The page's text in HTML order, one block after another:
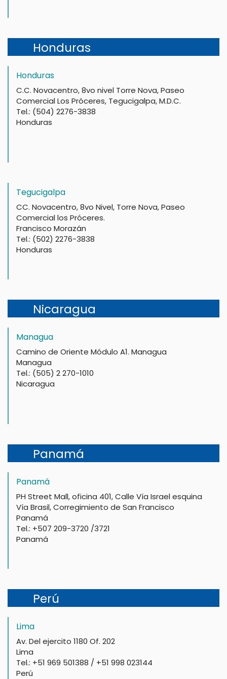
Honduras
Honduras
C.C. Novacentro, 8vo nivel Torre Nova, Paseo
Comercial Los Próceres, Tegucigalpa, M.D.C.
Tel.: (504) 2276-3838
Honduras
Tegucigalpa
CC. Novacentro, 8vo Nivel, Torre Nova, Paseo
Comercial los Próceres.
Francisco Morazán
Tel.: (502) 2276-3838
Honduras
Nicaragua
Managua
Camino de Oriente Módulo A1. Managua
Managua
Tel.: (505) 2 270-1010
Nicaragua
Panamá
Panamá
PH Street Mall, oficina 401, Calle Vía Israel esquina
Vía Brasil, Corregimiento de San Francisco
Panamá
Tel.: +507 209-3720 /3721
Panamá
Perú
Lima
Av. Del ejercito 1180 Of. 202
Lima
Tel.: +51 969 501388 / +51 998 023144
Perú